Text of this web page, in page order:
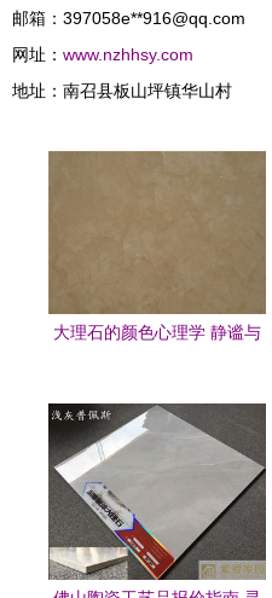
邮箱：397058e**916@qq.com
网址： www.nzhhsy.com
地址：南召县板山坪镇华山村
大理石的颜色心理学 静谧与